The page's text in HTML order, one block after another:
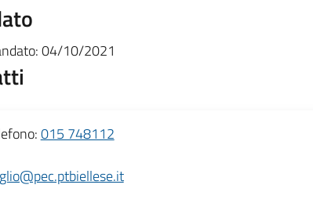
04/10/2021
015 748112